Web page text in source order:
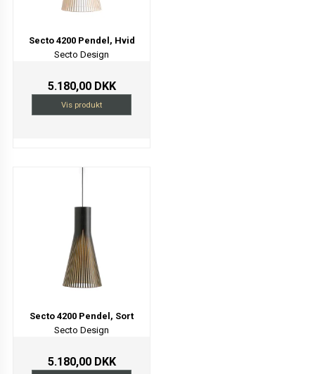
Secto 4200 Pendel, Hvid
Secto Design
5.180,00 DKK
Vis produkt
Secto 4200 Pendel, Sort
Secto Design
5.180,00 DKK